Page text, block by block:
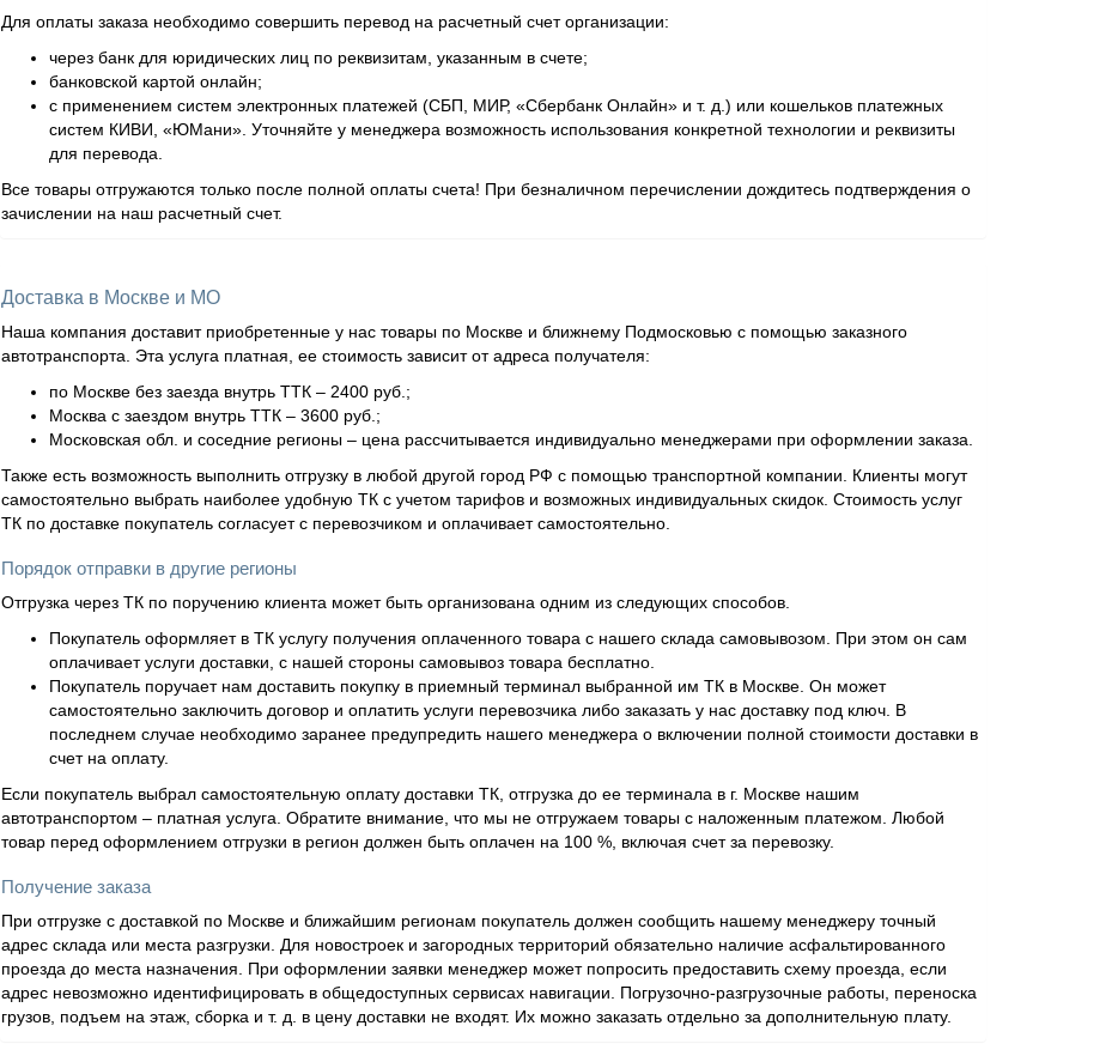
Для оплаты заказа необходимо совершить перевод на расчетный счет организации:
через банк для юридических лиц по реквизитам, указанным в счете;
банковской картой онлайн;
с применением систем электронных платежей (СБП, МИР, «Сбербанк Онлайн» и т. д.) или кошельков платежных
систем КИВИ, «ЮМани». Уточняйте у менеджера возможность использования конкретной технологии и реквизиты
для перевода.
Все товары отгружаются только после полной оплаты счета! При безналичном перечислении дождитесь подтверждения о
зачислении на наш расчетный счет.
Доставка в Москве и МО
Наша компания доставит приобретенные у нас товары по Москве и ближнему Подмосковью с помощью заказного
автотранспорта. Эта услуга платная, ее стоимость зависит от адреса получателя:
по Москве без заезда внутрь ТТК – 2400 руб.;
Москва с заездом внутрь ТТК – 3600 руб.;
Московская обл. и соседние регионы – цена рассчитывается индивидуально менеджерами при оформлении заказа.
Также есть возможность выполнить отгрузку в любой другой город РФ с помощью транспортной компании. Клиенты могут
самостоятельно выбрать наиболее удобную ТК с учетом тарифов и возможных индивидуальных скидок. Стоимость услуг
ТК по доставке покупатель согласует с перевозчиком и оплачивает самостоятельно.
Порядок отправки в другие регионы
Отгрузка через ТК по поручению клиента может быть организована одним из следующих способов.
Покупатель оформляет в ТК услугу получения оплаченного товара с нашего склада самовывозом. При этом он сам
оплачивает услуги доставки, с нашей стороны самовывоз товара бесплатно.
Покупатель поручает нам доставить покупку в приемный терминал выбранной им ТК в Москве. Он может
самостоятельно заключить договор и оплатить услуги перевозчика либо заказать у нас доставку под ключ. В
последнем случае необходимо заранее предупредить нашего менеджера о включении полной стоимости доставки в
счет на оплату.
Если покупатель выбрал самостоятельную оплату доставки ТК, отгрузка до ее терминала в г. Москве нашим
автотранспортом – платная услуга. Обратите внимание, что мы не отгружаем товары с наложенным платежом. Любой
товар перед оформлением отгрузки в регион должен быть оплачен на 100 %, включая счет за перевозку.
Получение заказа
При отгрузке с доставкой по Москве и ближайшим регионам покупатель должен сообщить нашему менеджеру точный
адрес склада или места разгрузки. Для новостроек и загородных территорий обязательно наличие асфальтированного
проезда до места назначения. При оформлении заявки менеджер может попросить предоставить схему проезда, если
адрес невозможно идентифицировать в общедоступных сервисах навигации. Погрузочно-разгрузочные работы, переноска
грузов, подъем на этаж, сборка и т. д. в цену доставки не входят. Их можно заказать отдельно за дополнительную плату.